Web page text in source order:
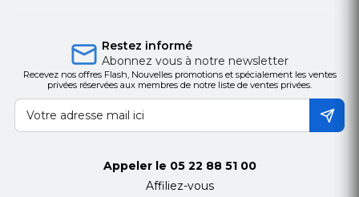
Restez informé
Abonnez vous à notre newsletter
Recevez nos offres Flash, Nouvelles promotions et spécialement les ventes
privées réservées aux membres de notre liste de ventes privées.
Appeler le 05 22 88 51 00
Affiliez-vous